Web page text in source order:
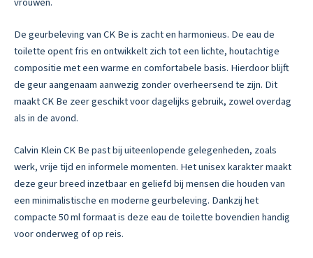
De geurbeleving van CK Be is zacht en harmonieus. De eau de
toilette opent fris en ontwikkelt zich tot een lichte, houtachtige
compositie met een warme en comfortabele basis. Hierdoor blijft
de geur aangenaam aanwezig zonder overheersend te zijn. Dit
maakt CK Be zeer geschikt voor dagelijks gebruik, zowel overdag
als in de avond.
Calvin Klein CK Be past bij uiteenlopende gelegenheden, zoals
werk, vrije tijd en informele momenten. Het unisex karakter maakt
deze geur breed inzetbaar en geliefd bij mensen die houden van
een minimalistische en moderne geurbeleving. Dankzij het
compacte 50 ml formaat is deze eau de toilette bovendien handig
voor onderweg of op reis.